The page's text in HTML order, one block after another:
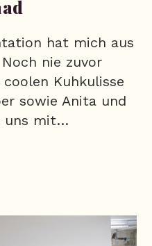
hat mich aus
nie zuvor
Kuhkulisse
sowie Anita und
uns mit…